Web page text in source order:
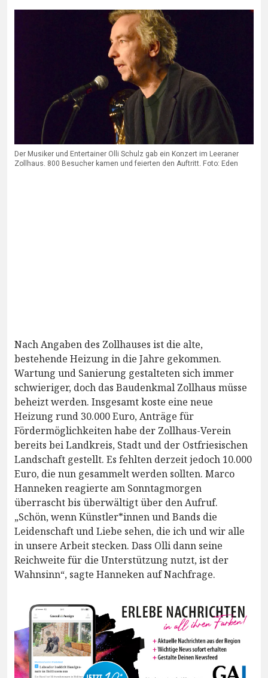
Der Musiker und Entertainer Olli Schulz gab ein Konzert im Leeraner
Zollhaus. 800 Besucher kamen und feierten den Auftritt. Foto: Eden
Nach Angaben des Zollhauses ist die alte,
bestehende Heizung in die Jahre gekommen.
Wartung und Sanierung gestalteten sich immer
schwieriger, doch das Baudenkmal Zollhaus müsse
beheizt werden. Insgesamt koste eine neue
Heizung rund 30.000 Euro, Anträge für
Fördermöglichkeiten habe der Zollhaus-Verein
bereits bei Landkreis, Stadt und der Ostfriesischen
Landschaft gestellt. Es fehlten derzeit jedoch 10.000
Euro, die nun gesammelt werden sollten. Marco
Hanneken reagierte am Sonntagmorgen
überrascht bis überwältigt über den Aufruf.
„Schön, wenn Künstler*innen und Bands die
Leidenschaft und Liebe sehen, die ich und wir alle
in unsere Arbeit stecken. Dass Olli dann seine
Reichweite für die Unterstützung nutzt, ist der
Wahnsinn“, sagte Hanneken auf Nachfrage.